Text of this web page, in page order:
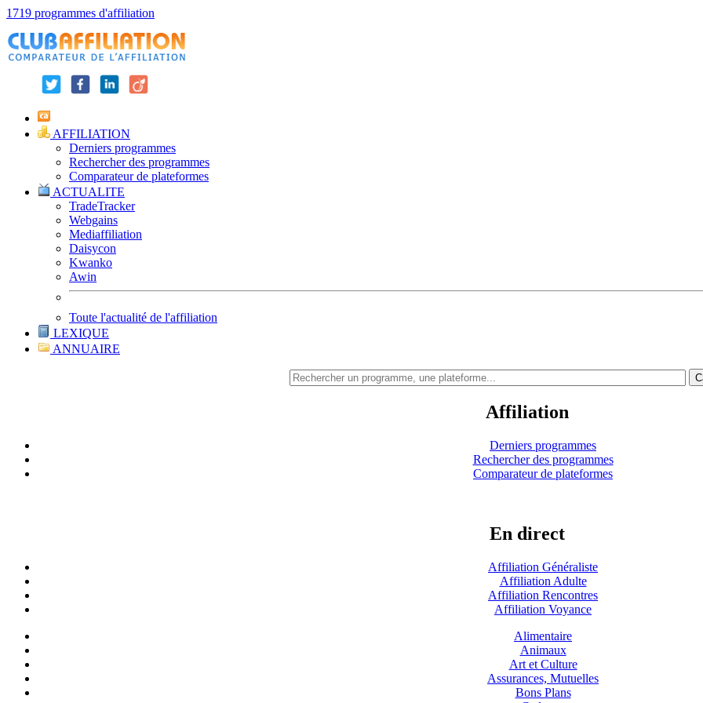
1719 programmes d'affiliation
AFFILIATION
Derniers programmes
Rechercher des programmes
Comparateur de plateformes
ACTUALITE
TradeTracker
Webgains
Mediaffiliation
Daisycon
Kwanko
Awin
Toute l'actualité de l'affiliation
LEXIQUE
ANNUAIRE
Affiliation
Derniers programmes
Rechercher des programmes
Comparateur de plateformes
En direct
Affiliation Généraliste
Affiliation Adulte
Affiliation Rencontres
Affiliation Voyance
Alimentaire
Animaux
Art et Culture
Assurances, Mutuelles
Bons Plans